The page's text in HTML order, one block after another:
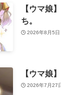
【ウマ娘
ち。
2026年8月5日
【ウマ娘
2026年7月27